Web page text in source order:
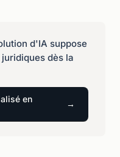
d'IA suppose
dès la
en